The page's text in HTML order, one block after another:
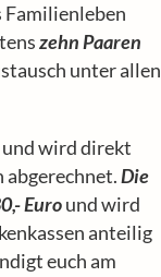
Familienleben
zehn Paaren
unter allen
und wird direkt
abgerechnet.Die
Euround wird
anteilig
euch am